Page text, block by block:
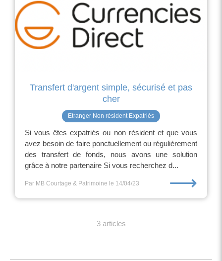
Transfert d'argent simple, sécurisé et pas
cher
Etranger Non résident Expatriés
Si vous êtes expatriés ou non résident et que vous
avez besoin de faire ponctuellement ou régulièrement
des transfert de fonds, nous avons une solution
grâce à notre partenaire Si vous recherchez d...
Par MB Courtage & Patrimoine le 14/04/23 ⟶
3 articles